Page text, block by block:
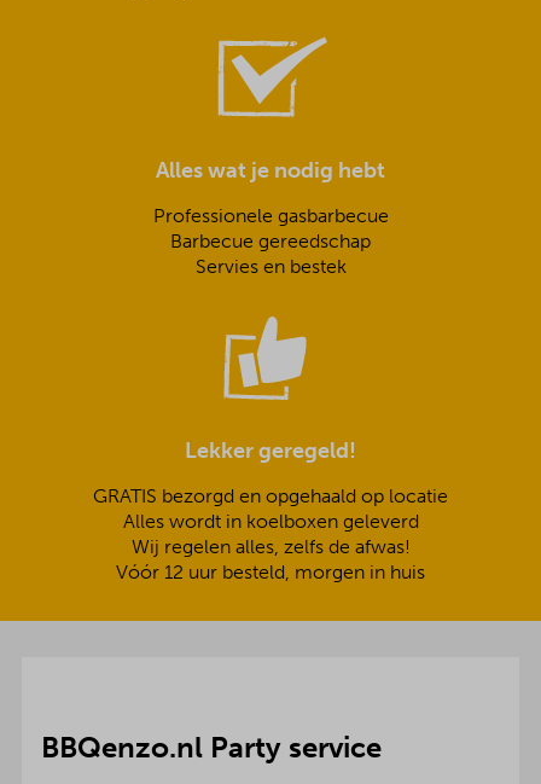
Alles wat je nodig hebt
Professionele gasbarbecue
Barbecue gereedschap
Servies en bestek
Lekker geregeld!
GRATIS bezorgd en opgehaald op locatie
Alles wordt in koelboxen geleverd
Wij regelen alles, zelfs de afwas!
Vóór 12 uur besteld, morgen in huis
BBQenzo.nl Party service